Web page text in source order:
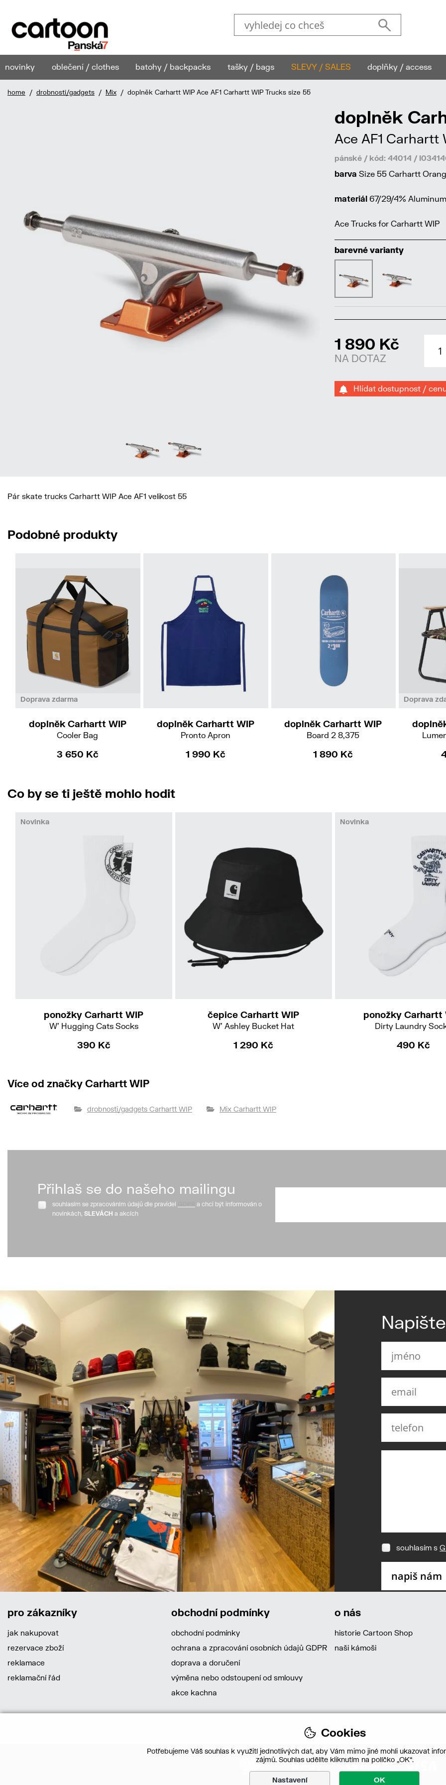
novinky oblečení / clothes batohy / backpacks tašky / bags SLEVY / SALES doplňky / access
home / drobnosti/gadgets / Mix / doplněk Carhartt WIP Ace AF1 Carhartt WIP Trucks size 55
doplněk
Ace AF1 Carhartt
pánské / kód: 44014 /
barva Size 55 Carhartt
materiál 67/29/4%
Ace Trucks for Carhartt WIP
barevné varianty
1 890 Kč
NA DOTAZ
Hlídat dostupnost /
Pár skate trucks Carhartt WIP Ace AF1 velikost 55
Podobné produkty
Doprava zdarma
doplněk Carhartt WIP
Cooler Bag
3 650 Kč
doplněk Carhartt WIP
Pronto Apron
1 990 Kč
doplněk Carhartt WIP
Board 2 8,375
1 890 Kč
Doprava
Co by se ti ještě mohlo hodit
Novinka
ponožky Carhartt WIP
W' Hugging Cats Socks
390 Kč
čepice Carhartt WIP
W' Ashley Bucket Hat
1 290 Kč
Novinka
ponožky Carhartt
Dirty Laundry
490 Kč
Více od značky Carhartt WIP
drobnosti/gadgets Carhartt WIP Mix Carhartt WIP
Přihlaš se do našeho mailingu
souhlasím se zpracováním údajů dle pravidel
a chci být informován o
novinkách, SLEVÁCH a akcích
souhlasím s
pro zákazníky
jak nakupovat
rezervace zboží
reklamace
reklamační řád
obchodní podmínky
obchodní podmínky
ochrana a zpracování osobních údajů GDPR
doprava a doručení
výměna nebo odstoupení od smlouvy
akce kachna
o nás
historie Cartoon Shop
naši kámoši
Cookies
Potřebujeme Váš souhlas k využití jednotlivých dat, aby Vám mimo jiné mohli ukazovat
zájmů. Souhlas udělíte kliknutím na políčko „OK“.
Nastavení OK